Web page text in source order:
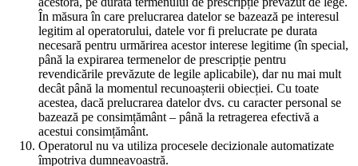
În măsura în care prelucrarea datelor se bazează pe interesul
legitim al operatorului, datele vor fi prelucrate pe durata
necesară pentru urmărirea acestor interese legitime (în special,
până la expirarea termenelor de prescripție pentru
revendicările prevăzute de legile aplicabile), dar nu mai mult
decât până la momentul recunoașterii obiecției. Cu toate
acestea, dacă prelucrarea datelor dvs. cu caracter personal se
bazează pe consimțământ – până la retragerea efectivă a
acestui consimțământ.
Operatorul nu va utiliza procesele decizionale automatizate
împotriva dumneavoastră.